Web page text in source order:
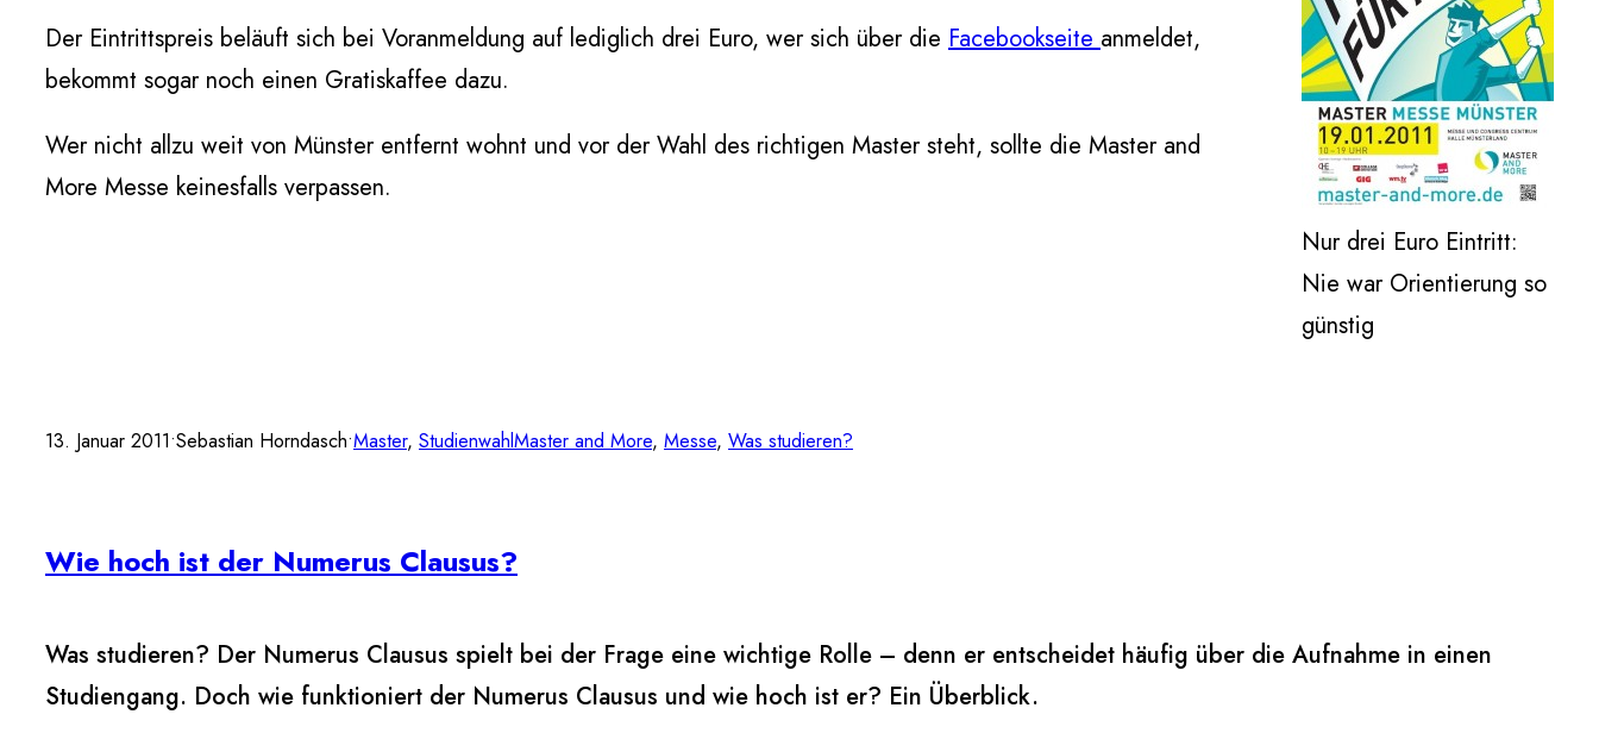
Nur drei Euro Eintritt:
Nie war Orientierung so
günstig
Der Eintrittspreis beläuft sich bei Voranmeldung auf lediglich drei Euro, wer sich über die Facebookseiteanmeldet,
bekommt sogar noch einen Gratiskaffee dazu.
Wer nicht allzu weit von Münster entfernt wohnt und vor der Wahl des richtigen Master steht, sollte die Master and
More Messe keinesfalls verpassen.
13. Januar 2011•Sebastian Horndasch•Master, StudienwahlMaster and More, Messe, Was studieren?
Wie hoch ist der Numerus Clausus?
Was studieren? Der Numerus Clausus spielt bei der Frage eine wichtige Rolle – denn er entscheidet häufig über die Aufnahme in einen
Studiengang. Doch wie funktioniert der Numerus Clausus und wie hoch ist er? Ein Überblick.